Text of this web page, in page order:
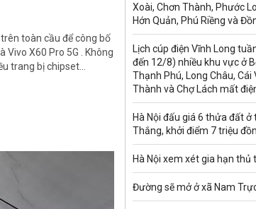
toàn cầu để công bố
Vivo X60 Pro 5G . Không
trang bị chipset...
Xoài, Chơn Thành, Phước
Hớn Quản, Phú Riềng và
Lịch cúp điện Vĩnh Long
đến 12/8) nhiều khu vực ở
Thạnh Phú, Long Châu, Cái
Thành và Chợ Lách mất
Hà Nội đấu giá 6 thửa đất ở
Thắng, khởi điểm 7 triệu
Hà Nội xem xét gia hạn thủ
Đường sẽ mở ở xã Nam